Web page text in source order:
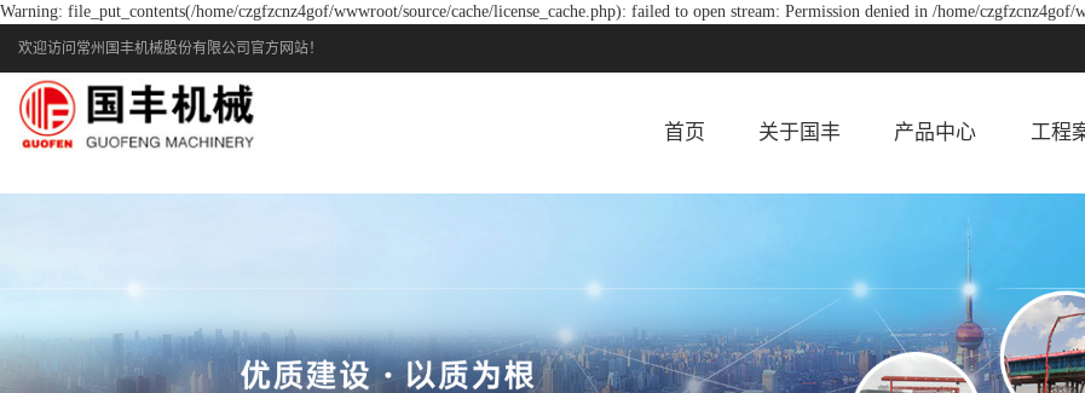
Warning: file_put_contents(/home/czgfzcnz4gof/wwwroot/source/cache/license_cache.php): failed to open stream: Permission denied in /home/
欢迎访问常州国丰机械股份有限公司官方网站！
首页 关于国丰 产品中心 工程